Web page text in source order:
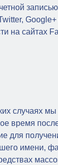
на сайтах
случаях мы
время
для
имени,